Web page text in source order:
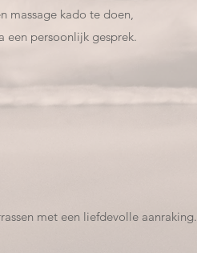
massage kado te doen,
een persoonlijk gesprek.
met een liefdevolle aanraking.